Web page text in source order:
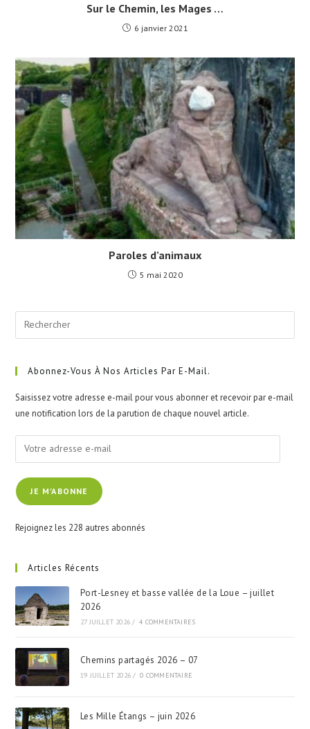
Sur le Chemin, les Mages …
6 janvier 2021
Paroles d’animaux
5 mai 2020
Abonnez-Vous À Nos Articles Par E-Mail.
Saisissez votre adresse e-mail pour vous abonner et recevoir par e-mail
une notification lors de la parution de chaque nouvel article.
Votre
adresse
e-
mailJE M'ABONNE
Rejoignez les 228 autres abonnés
Articles Récents
Port-Lesney et basse vallée de la Loue – juillet
2026
27 JUILLET 2026 / 4 COMMENTAIRES
Chemins partagés 2026 – 07
19 JUILLET 2026 / 0 COMMENTAIRE
Les Mille Étangs – juin 2026